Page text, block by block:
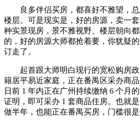
良多伴侣买房，都喜好不雅望，总
楼层。可是现实是，好的房源，卖一
种实景现房，景不雅视野、楼层朝向
的，好的房源大师都抢着要，你犹疑
订走了。
起首跟大师明白现行的宽松购房政
籍居平易近家庭，正在番禺区采办商
日前 1 年内正在广州持续缴纳 6 个月
证明，即可采办 1 套商品住房。也就
做半年，也能正在番禺买房，门槛很是